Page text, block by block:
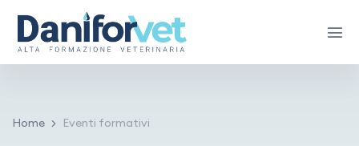
Home Eventi formativi